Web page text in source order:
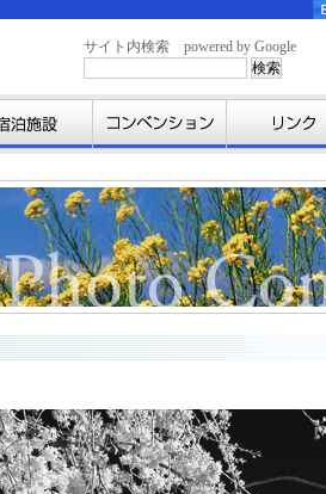
サイト内検索 powered by Google